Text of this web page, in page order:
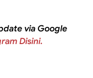
via Google
Disini.